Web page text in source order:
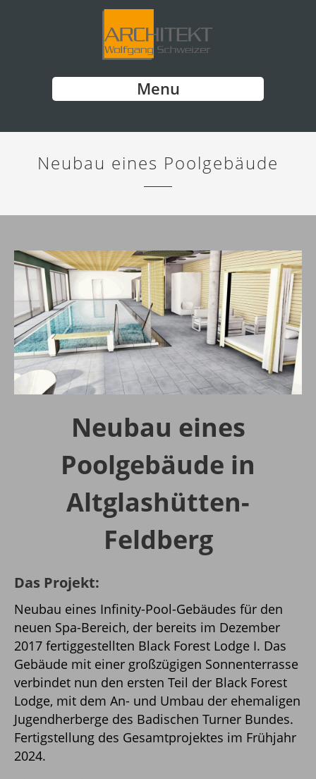
Menu
Neubau eines Poolgebäude
Neubau eines
Poolgebäude in
Altglashütten-
Feldberg
Das Projekt:
Neubau eines Infinity-Pool-Gebäudes für den
neuen Spa-Bereich, der bereits im Dezember
2017 fertiggestellten Black Forest Lodge I. Das
Gebäude mit einer großzügigen Sonnenterrasse
verbindet nun den ersten Teil der Black Forest
Lodge, mit dem An- und Umbau der ehemaligen
Jugendherberge des Badischen Turner Bundes.
Fertigstellung des Gesamtprojektes im Frühjahr
2024.